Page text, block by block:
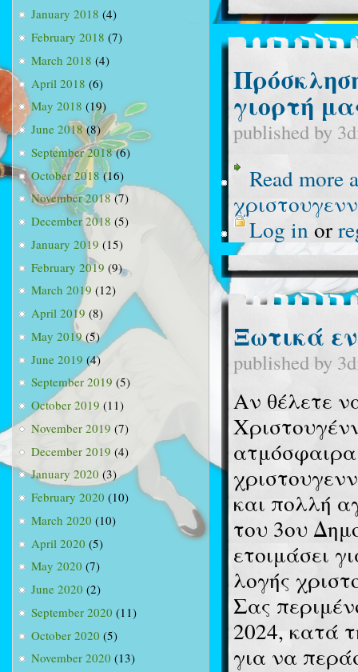
January 2018 (4)
February 2018 (7)
March 2018 (4)
April 2018 (6)
May 2018 (19)
June 2018(8)
September 2018(6)
October 2018(16)
November 2018(7)
December 2018 (5)
January 2019 (15)
February 2019 (9)
March 2019 (12)
April 2019 (8)
May 2019(5)
June 2019 (4)
September 2019 (5)
October 2019 (11)
November 2019 (7)
December 2019 (4)
January 2020 (3)
February 2020 (10)
March 2020 (10)
April 2020 (5)
May 2020 (7)
June 2020 (2)
September 2020 (11)
October 2020 (5)
November 2020 (13)
γιορτή
published by
Read more
Log inor
Ξωτικά
published by
Αν θέλετε
ατμόσφαιρα
και πολλή
του 3ου
ετοιμάσει
λογής
Σας
2024, κατά
για να